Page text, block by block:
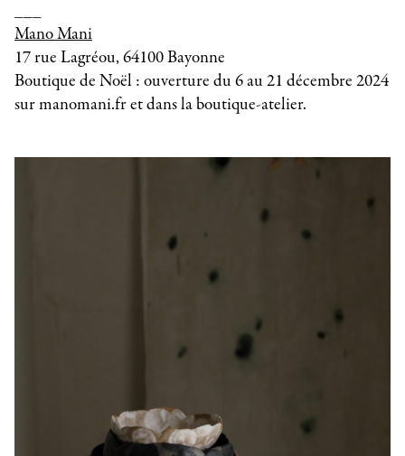
Mano Mani
17 rue Lagréou, 64100 Bayonne
Boutique de Noël : ouverture du 6 au 21 décembre 2024
sur manomani.fr et dans la boutique-atelier.